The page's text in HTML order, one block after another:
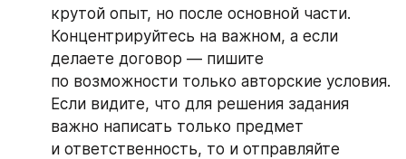
крутой опыт, но после основной части.
Концентрируйтесь на важном, а если
делаете договор — пишите
по возможности только авторские условия.
Если видите, что для решения задания
важно написать только предмет
и ответственность, то и отправляйте